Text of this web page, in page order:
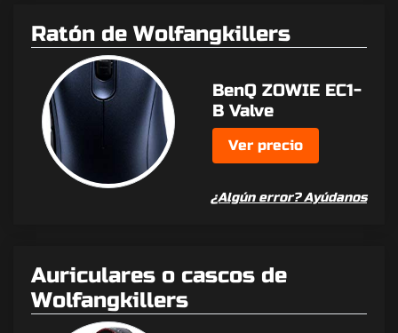
Ratón de Wolfangkillers
BenQ ZOWIE EC1-
B Valve
Ver precio
¿Algún error? Ayúdanos
Auriculares o cascos de
Wolfangkillers